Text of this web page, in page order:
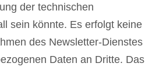
der technischen
sein könnte. Es erfolgt keine
des Newsletter-Dienstes
Daten an Dritte. Das